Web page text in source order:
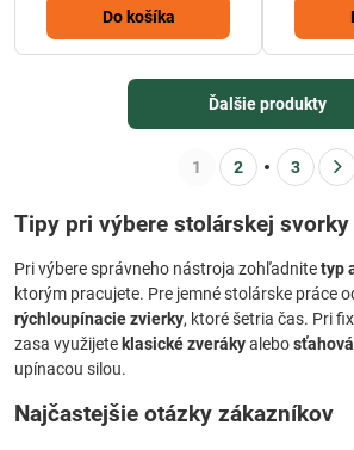
Do košíka
Ďalšie produkty
1 2 3
Tipy pri výbere stolárskej svorky
Pri výbere správneho nástroja zohľadnitetyp
ktorým pracujete. Pre jemné stolárske práce
rýchloupínacie zvierky, ktoré šetria čas. Pri
zasa využijeteklasické zverákyalebo
upínacou silou.
Najčastejšie otázky zákazníkov